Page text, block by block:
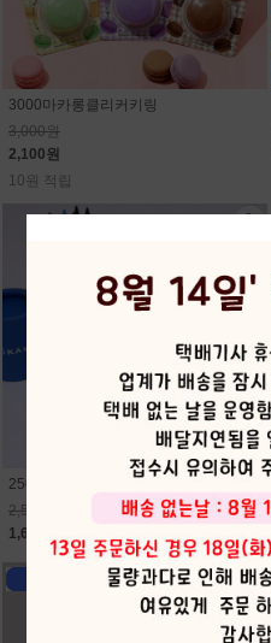
3000마카롱클리커키링
3,000원
2,100원
10원 적립
2500먼작귀12색미니원목색연필
2,500원
1,630원